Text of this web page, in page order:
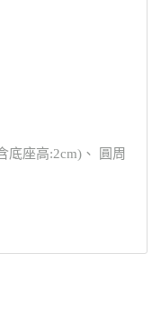
底座高:2cm)、 圓周